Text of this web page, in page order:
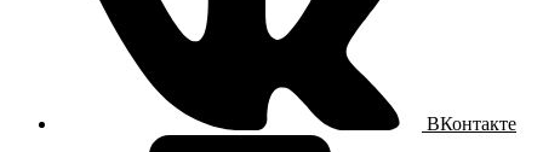
ВКонтакте